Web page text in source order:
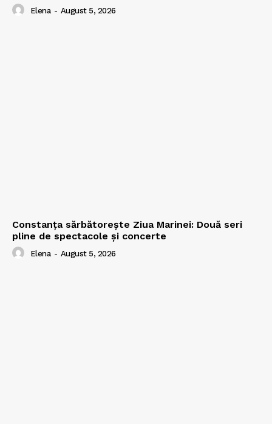
Elena - August 5, 2026
Constanța sărbătorește Ziua Marinei: Două seri
pline de spectacole și concerte
Elena - August 5, 2026